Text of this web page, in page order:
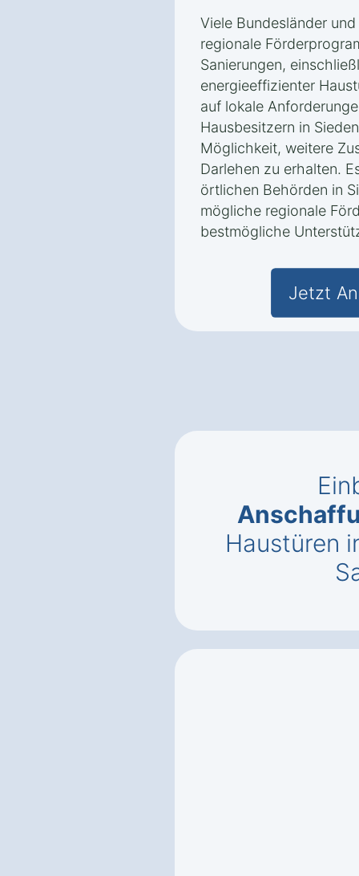
Viele Bundesländer
regionale
Sanierungen,
energieeffizienter
auf lokale
Hausbesitzern in
Möglichkeit, weitere
Darlehen zu erhalten.
örtlichen Behörden in
mögliche regionale
bestmögliche
Jetzt
Haustüren